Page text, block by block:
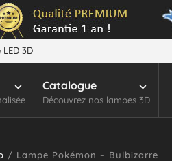
3D
Catalogue
Découvrez nos lampes 3D
/ Lampe Pokémon – Bulbizarre